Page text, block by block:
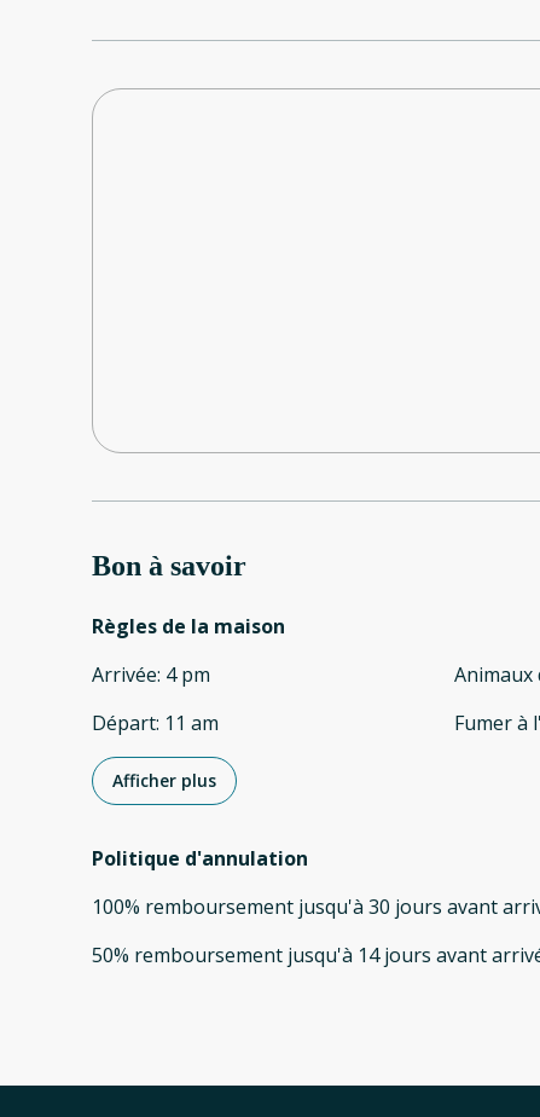
Bon à savoir
Règles de la maison
Arrivée: 4 pm
Départ: 11 am
Animaux
Fumer à
Afficher plus
Politique d'annulation
100% remboursement jusqu'à 30 jours avant
50% remboursement jusqu'à 14 jours avant